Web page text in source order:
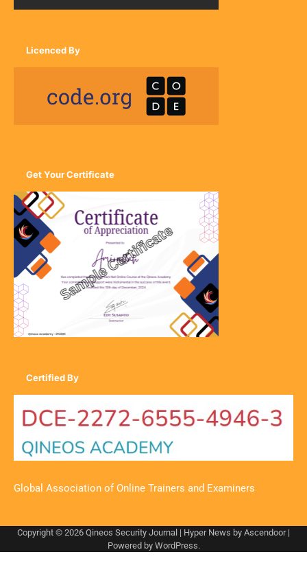
Licenced By
Get Your Certificate
Certified By
Global Association of Online Trainers and Examiners
Copyright © 2026 Qineos Security Journal | Hyper News by Ascendoor|
Powered by WordPress.